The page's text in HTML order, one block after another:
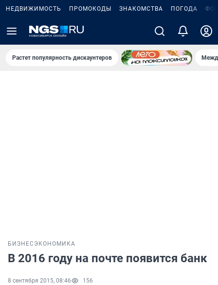
НЕДВИЖИМОСТЬ ПРОМОКОДЫ ЗНАКОМСТВА ПОГОДА
Растет популярность дискаунтеров
БИЗНЕС ЭКОНОМИКА
В 2016 году на почте появится банк
8 сентября 2015, 08:46 156